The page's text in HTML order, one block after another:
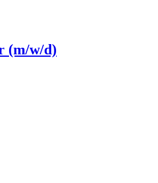
(m/w/d)